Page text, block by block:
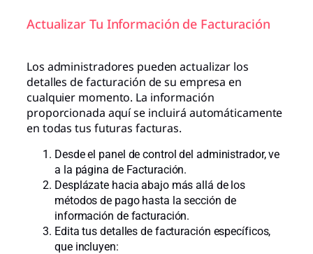
Actualizar Tu Información de Facturación
Los administradores pueden actualizar los
detalles de facturación de su empresa en
cualquier momento. La información
proporcionada aquí se incluirá automáticamente
en todas tus futuras facturas.
Desde el panel de control del administrador, ve
a la página de Facturación.
Desplázate hacia abajo más allá de los
métodos de pago hasta la sección de
información de facturación.
Edita tus detalles de facturación específicos,
que incluyen: